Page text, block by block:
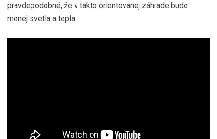
pravdepodobné, že v takto orientovanej záhrade bude
menej svetla a tepla.